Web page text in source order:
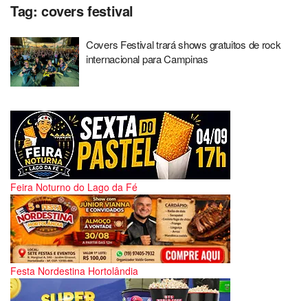
Tag: covers festival
Covers Festival trará shows gratuitos de rock
internacional para Campinas
Feira Noturno do Lago da Fé
Festa Nordestina Hortolândia